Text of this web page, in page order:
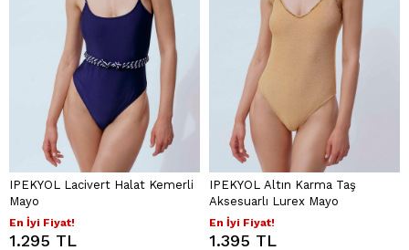
IPEKYOL Lacivert Halat Kemerli
Mayo
En İyi Fiyat!
1.295 TL
IPEKYOL Altın Karma Taş
Aksesuarlı Lurex Mayo
En İyi Fiyat!
1.395 TL